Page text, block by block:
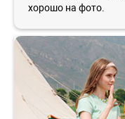
хорошо на фото.